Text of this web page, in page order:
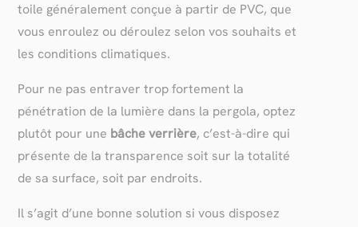
toile généralement conçue à partir de PVC, que
vous enroulez ou déroulez selon vos souhaits et
les conditions climatiques.
Pour ne pas entraver trop fortement la
pénétration de la lumière dans la pergola, optez
plutôt pour une bâche verrière, c’est-à-dire qui
présente de la transparence soit sur la totalité
de sa surface, soit par endroits.
Il s’agit d’une bonne solution si vous disposez